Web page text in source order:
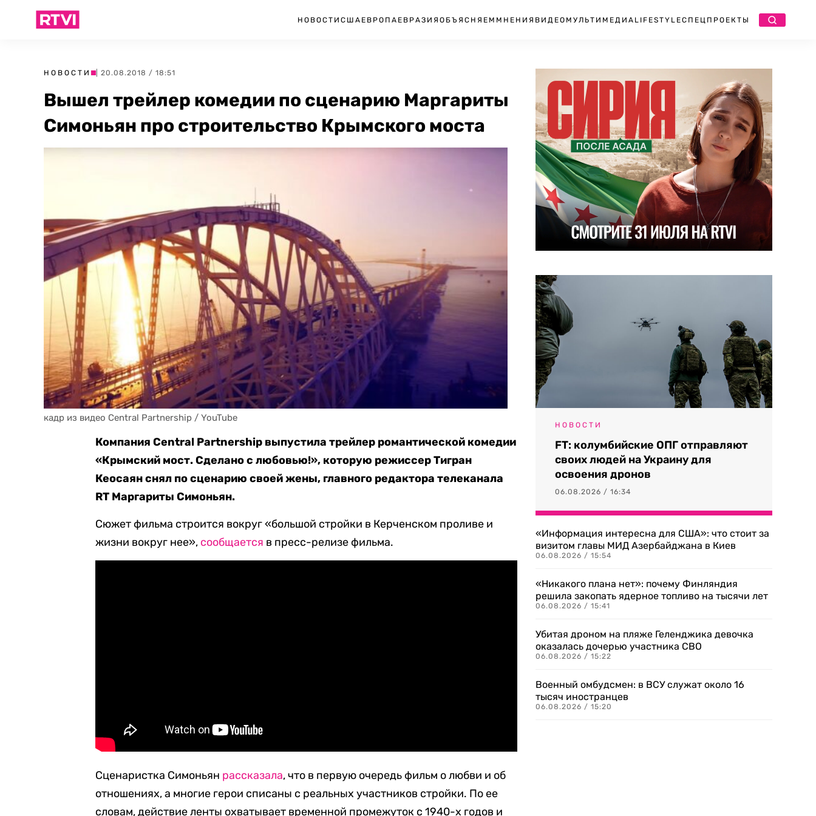
НОВОСТИ США ЕВРОПА ЕВРАЗИЯ ОБЪЯСНЯЕМ МНЕНИЯ ВИДЕО МУЛЬТИМЕДИА LIFESTYLEСПЕЦПРОЕКТЫ
НОВОСТИ | 20.08.2018 / 18:51
Вышел трейлер комедии по сценарию Маргариты
Симоньян про строительство Крымского моста
кадр из видео Central Partnership / YouTube
Компания Central Partnership выпустила трейлер романтической комедии
«Крымский мост. Сделано с любовью!», которую режиссер Тигран
Кеосаян снял по сценарию своей жены, главного редактора телеканала
RT Маргариты Симоньян.
Сюжет фильма строится вокруг «большой стройки в Керченском проливе и
жизни вокруг нее», сообщается в пресс-релизе фильма.
Сценаристка Симоньян рассказала, что в первую очередь фильм о любви и об
отношениях, а многие герои списаны с реальных участников стройки. По ее
словам, действие ленты охватывает временной промежуток с 1940-х годов и
НОВОСТИ
FT: колумбийские ОПГ отправляют
своих людей на Украину для
освоения дронов
06.08.2026 / 16:34
«Информация интересна для США»: что стоит за
визитом главы МИД Азербайджана в Киев
06.08.2026 / 15:54
«Никакого плана нет»: почему Финляндия
решила закопать ядерное топливо на тысячи лет
06.08.2026 / 15:41
Убитая дроном на пляже Геленджика девочка
оказалась дочерью участника СВО
06.08.2026 / 15:22
Военный омбудсмен: в ВСУ служат около 16
тысяч иностранцев
06.08.2026 / 15:20